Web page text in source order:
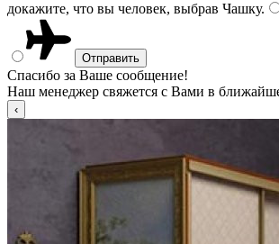
докажите, что вы человек, выбрав Чашку.
Спасибо за Ваше сообщение!
Наш менеджер свяжется с Вами в